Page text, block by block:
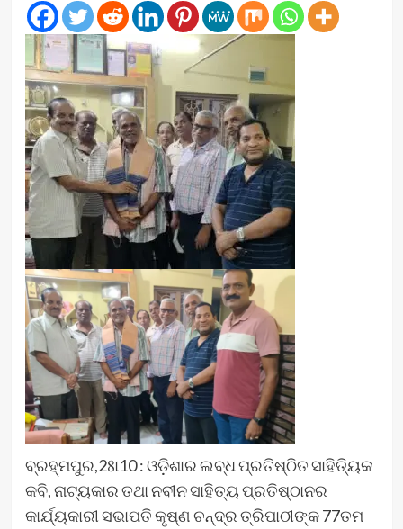
ବ୍ରହ୍ମପୁର,28ା10 : ଓଡ଼ିଶାର ଲବ୍ଧ ପ୍ରତିଷ୍ଠିତ ସାହିତି୍ୟକ
କବି, ନାଟ୍ୟକାର ତଥା ନବୀନ ସାହିତ୍ୟ ପ୍ରତିଷ୍ଠାନର
କାର୍ଯ୍ୟକାରୀ ସଭାପତି କୃଷ୍ଣ ଚନ୍ଦ୍ର ତ୍ରିପାଠୀଙ୍କ 77ତମ